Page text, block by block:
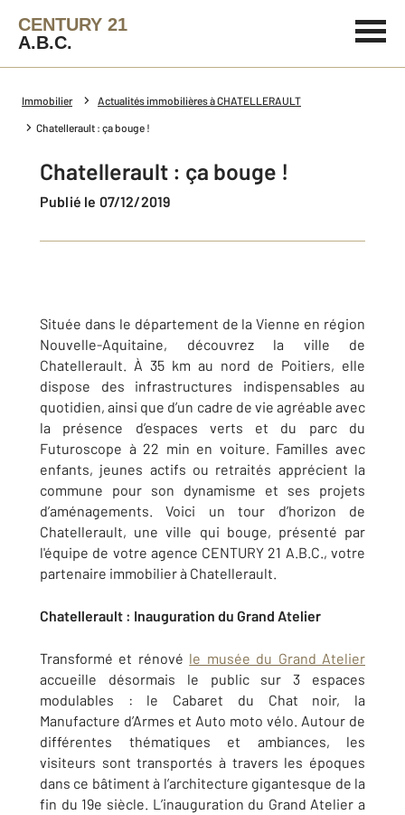
CENTURY 21
A.B.C.
Immobilier Actualités immobilières à CHATELLERAULT
Chatellerault : ça bouge !
Chatellerault : ça bouge !
Publié le 07/12/2019
Située dans le département de la Vienne en région
Nouvelle-Aquitaine, découvrez la ville de
Chatellerault. À 35 km au nord de Poitiers, elle
dispose des infrastructures indispensables au
quotidien, ainsi que d’un cadre de vie agréable avec
la présence d’espaces verts et du parc du
Futuroscope à 22 min en voiture. Familles avec
enfants, jeunes actifs ou retraités apprécient la
commune pour son dynamisme et ses projets
d’aménagements. Voici un tour d’horizon de
Chatellerault, une ville qui bouge, présenté par
l'équipe de votre agence CENTURY 21 A.B.C., votre
partenaire immobilier à Chatellerault.
Chatellerault : Inauguration du Grand Atelier
Transformé et rénové le musée du Grand Atelier
accueille désormais le public sur 3 espaces
modulables : le Cabaret du Chat noir, la
Manufacture d’Armes et Auto moto vélo. Autour de
différentes thématiques et ambiances, les
visiteurs sont transportés à travers les époques
dans ce bâtiment à l’architecture gigantesque de la
fin du 19e siècle. L’inauguration du Grand Atelier a